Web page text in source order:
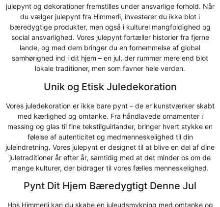
julepynt og dekorationer fremstilles under ansvarlige forhold. Når
du vælger julepynt fra Himmerli, investerer du ikke blot i
bæredygtige produkter, men også i kulturel mangfoldighed og
social ansvarlighed. Vores julepynt fortæller historier fra fjerne
lande, og med dem bringer du en fornemmelse af global
samhørighed ind i dit hjem – en jul, der rummer mere end blot
lokale traditioner, men som favner hele verden.
Unik og Etisk Juledekoration
Vores juledekoration er ikke bare pynt – de er kunstværker skabt
med kærlighed og omtanke. Fra håndlavede ornamenter i
messing og glas til fine tekstilguirlander, bringer hvert stykke en
følelse af autenticitet og medmenneskelighed til din
juleindretning. Vores julepynt er designet til at blive en del af dine
juletraditioner år efter år, samtidig med at det minder os om de
mange kulturer, der bidrager til vores fælles menneskelighed.
Pynt Dit Hjem Bæredygtigt Denne Jul
Hos Himmerli kan du skabe en juleudsmykning med omtanke og